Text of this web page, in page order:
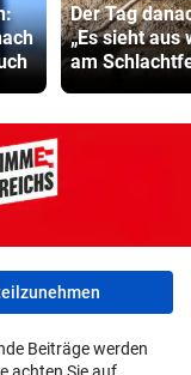
Der Tag
„Es sieht aus
am
Beiträge werden